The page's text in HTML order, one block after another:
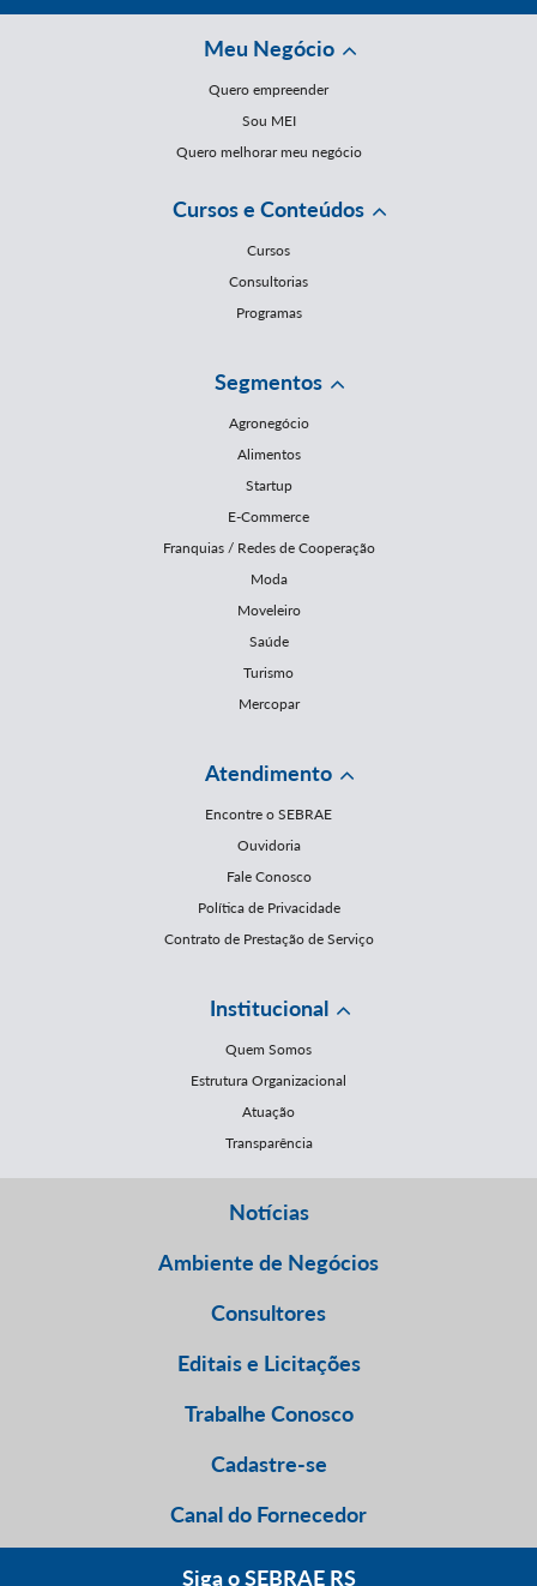
Meu Negócio
Quero empreender
Sou MEI
Quero melhorar meu negócio
Cursos e Conteúdos
Cursos
Consultorias
Programas
Segmentos
Agronegócio
Alimentos
Startup
E-Commerce
Franquias / Redes de Cooperação
Moda
Moveleiro
Saúde
Turismo
Mercopar
Atendimento
Encontre o SEBRAE
Ouvidoria
Fale Conosco
Política de Privacidade
Contrato de Prestação de Serviço
Institucional
Quem Somos
Estrutura Organizacional
Atuação
Transparência
Notícias
Ambiente de Negócios
Consultores
Editais e Licitações
Trabalhe Conosco
Cadastre-se
Canal do Fornecedor
Siga o SEBRAE RS